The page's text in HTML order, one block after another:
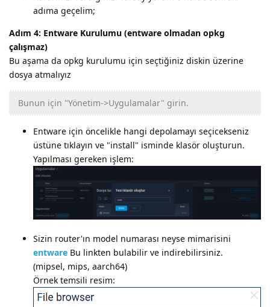
adıma geçelim;
Adım 4: Entware Kurulumu (entware olmadan opkg
çalışmaz)
Bu aşama da opkg kurulumu için seçtiğiniz diskin üzerine
dosya atmalıyız
Bunun için "Yönetim->Uygulamalar" girin.
Entware için öncelikle hangi depolamayı seçicekseniz
üstüne tıklayın ve "install" isminde klasör oluşturun.
Yapılması gereken işlem:
Sizin router'ın model numarası neyse mimarisini
entware Bu linkten bulabilir ve indirebilirsiniz.
(mipsel, mips, aarch64)
Örnek temsili resim: